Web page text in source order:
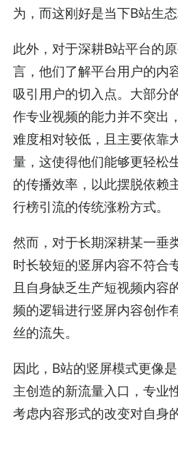
为，而这刚好是当下B站生态
此外，对于深耕B站平台的
言，他们了解平台用户的内
吸引用户的切入点。大部分
作专业视频的能力并不突出
难度相对较低，且主要依靠
量，这使得他们能够更轻松
的传播效率，以此摆脱依赖
行榜引流的传统涨粉方式。
然而，对于长期深耕某一垂
时长较短的竖屏内容不符合
且自身缺乏生产短视频内容
频的逻辑进行竖屏内容创作
丝的流失。
因此，B站的竖屏模式更像
主创造的新流量入口，专业
考虑内容形式的改变对自身